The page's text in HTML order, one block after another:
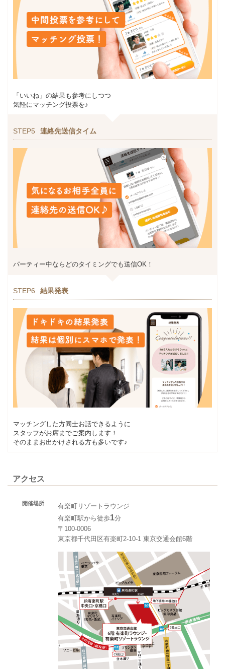
「いいね」の結果も参考にしつつ
気軽にマッチング投票を♪
STEP5 連絡先送信タイム
パーティー中ならどのタイミングでも送信OK！
STEP6 結果発表
マッチングした方同士お話できるように
スタッフがお席までご案内します！
そのままお出かけされる方も多いです♪
アクセス
開催場所
有楽町リゾートラウンジ
有楽町駅から徒歩1分
〒100-0006
東京都千代田区有楽町2-10-1 東京交通会館6階